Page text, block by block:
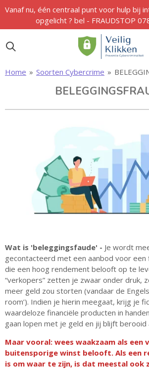
Ga
naar
de
hoofdinhoud
Vanaf nu, één centraal punt voor hulp bij
opgelicht ? bel - FRAUDSTOP
Home » Soorten Cybercrime »
Wat is 'beleggingsfaude' - Je wordt
gecontacteerd met een aanbod voor een
die een hoog rendement belooft op te
“verkopers” zetten je zwaar onder druk,
meer geld zou storten (vandaar de
room’). Indien je hierin meegaat, krijg je
waardeloze financiële producten in
gaan lopen met je geld en jij blijft berooid
Maar vooral: wees waakzaam als een
buitensporige winst belooft. Als een
is om waar te zijn, is dat meestal ook